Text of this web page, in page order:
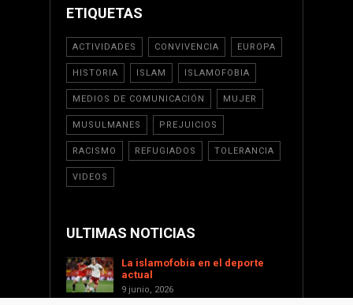
ETIQUETAS
ACTIVIDADES CONVIVENCIA EUROPA
HISTORIA ISLAM ISLAMOFOBIA
MEDIOS DE COMUNICACIÓN MUJER
MUSULMANES PREJUICIOS
RACISMO REFUGIADOS TOLERANCIA
VIDEOS
ULTIMAS NOTICIAS
La islamofobia en el deporte
actual
9 junio, 2026